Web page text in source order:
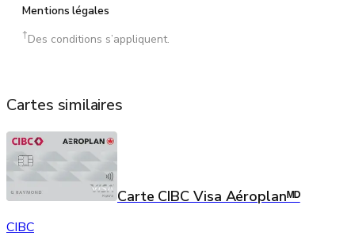
Mentions légales
†Des conditions s’appliquent.
Cartes similaires
Carte CIBC Visa Aéroplanᴹᴰ
CIBC